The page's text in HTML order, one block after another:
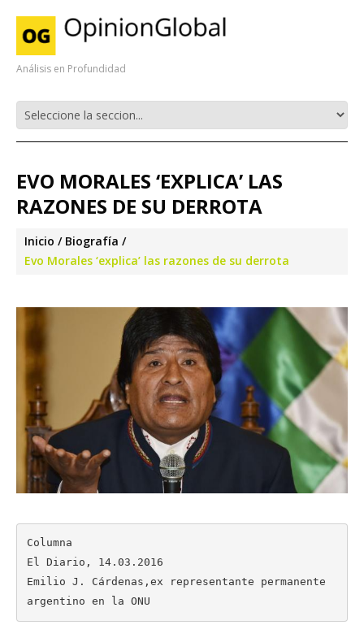
Análisis en Profundidad
EVO MORALES ‘EXPLICA’ LAS
RAZONES DE SU DERROTA
Inicio
Biografía
Evo Morales ‘explica’ las razones de su derrota
Columna
El Diario, 14.03.2016
Emilio J. Cárdenas,ex representante permanente
argentino en la ONU